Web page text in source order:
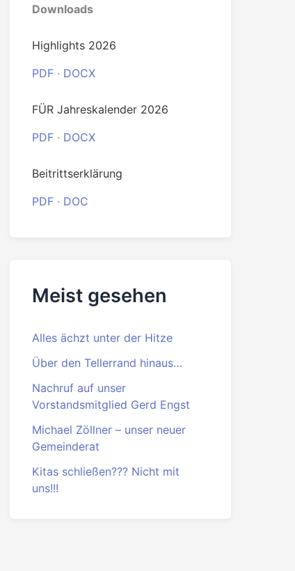
Downloads
PDF·DOCX
PDF·DOC
Meist gesehen
Alles ächzt unter der Hitze
Nachruf auf unser